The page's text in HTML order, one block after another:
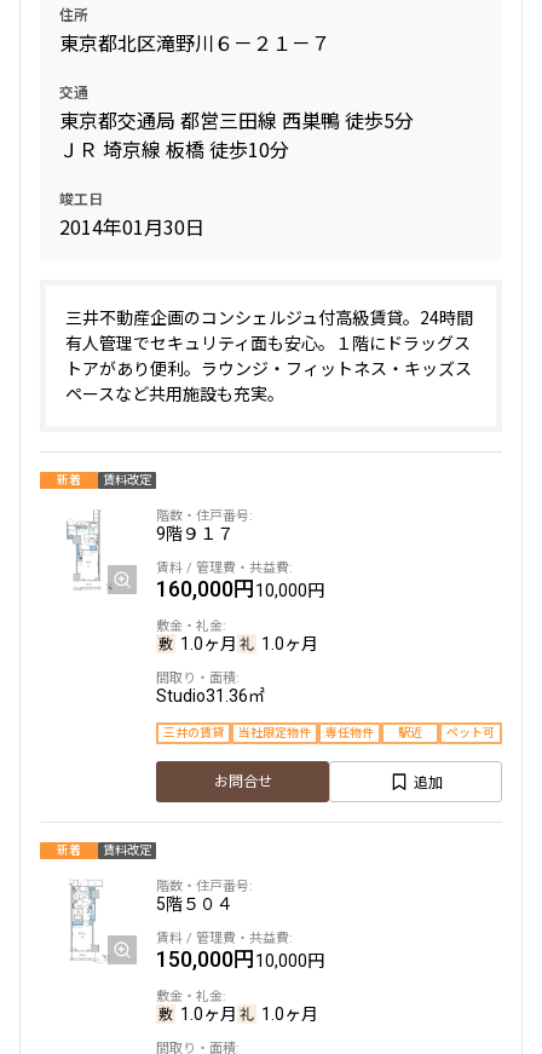
住所
東京都北区滝野川６－２１－７
交通
東京都交通局 都営三田線 西巣鴨 徒歩5分
ＪＲ 埼京線 板橋 徒歩10分
竣工日
2014年01月30日
三井不動産企画のコンシェルジュ付高級賃貸。24時間
有人管理でセキュリティ面も安心。１階にドラッグス
トアがあり便利。ラウンジ・フィットネス・キッズス
ペースなど共用施設も充実。
新着 賃料改定
9階９１７
160,000円10,000円
1.0ヶ月 1.0ヶ月
Studio31.36㎡
三井の賃貸 当社限定物件 専任物件 駅近 ペット可
お問合せ 追加
新着 賃料改定
5階５０４
150,000円10,000円
1.0ヶ月 1.0ヶ月